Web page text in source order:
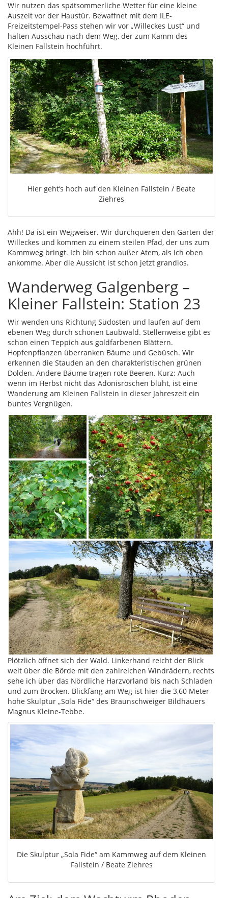
Wir nutzen das spätsommerliche Wetter für eine kleine
Auszeit vor der Haustür. Bewaffnet mit dem ILE-
Freizeitstempel-Pass stehen wir vor „Willeckes Lust“ und
halten Ausschau nach dem Weg, der zum Kamm des
Kleinen Fallstein hochführt.
Hier geht’s hoch auf den Kleinen Fallstein / Beate
Ziehres
Ahh! Da ist ein Wegweiser. Wir durchqueren den Garten der
Willeckes und kommen zu einem steilen Pfad, der uns zum
Kammweg bringt. Ich bin schon außer Atem, als ich oben
ankomme. Aber die Aussicht ist schon jetzt grandios.
Wanderweg Galgenberg –
Kleiner Fallstein: Station 23
Wir wenden uns Richtung Südosten und laufen auf dem
ebenen Weg durch schönen Laubwald. Stellenweise gibt es
schon einen Teppich aus goldfarbenen Blättern.
Hopfenpflanzen überranken Bäume und Gebüsch. Wir
erkennen die Stauden an den charakteristischen grünen
Dolden. Andere Bäume tragen rote Beeren. Kurz: Auch
wenn im Herbst nicht das Adonisröschen blüht, ist eine
Wanderung am Kleinen Fallstein in dieser Jahreszeit ein
buntes Vergnügen.
Plötzlich öffnet sich der Wald. Linkerhand reicht der Blick
weit über die Börde mit den zahlreichen Windrädern, rechts
sehe ich über das Nördliche Harzvorland bis nach Schladen
und zum Brocken. Blickfang am Weg ist hier die 3,60 Meter
hohe Skulptur „Sola Fide“ des Braunschweiger Bildhauers
Magnus Kleine-Tebbe.
Die Skulptur „Sola Fide“ am Kammweg auf dem Kleinen
Fallstein / Beate Ziehres